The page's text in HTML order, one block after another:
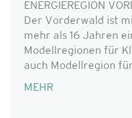
ENERGIEREGION
Der Vorderwald ist
mehr als 16 Jahren
Modellregionen für
auch Modellregion
MEHR